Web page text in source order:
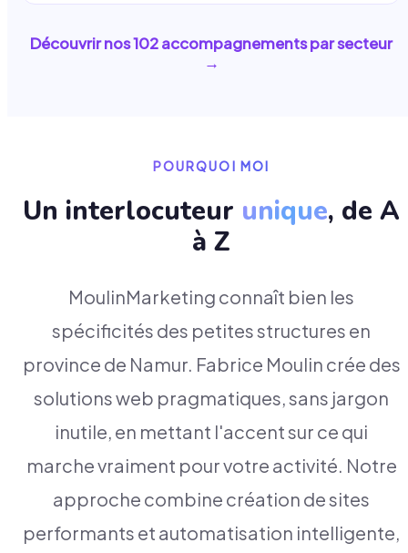
Découvrir nos102accompagnements par secteur
→
POURQUOI MOI
Un interlocuteur unique, de A
à Z
MoulinMarketing connaît bien les
spécificités des petites structures en
province de Namur. Fabrice Moulin crée des
solutions web pragmatiques, sans jargon
inutile, en mettant l'accent sur ce qui
marche vraiment pour votre activité. Notre
approche combine création de sites
performants et automatisation intelligente,